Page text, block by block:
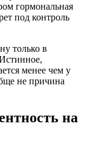
гормональная
под контроль
только в
менее чем у
не причина
на